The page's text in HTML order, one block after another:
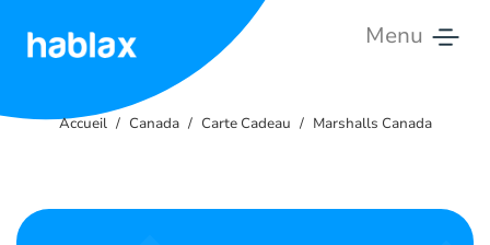
Menu
Tarifs
Accueil Canada Carte Cadeau Marshalls Canada